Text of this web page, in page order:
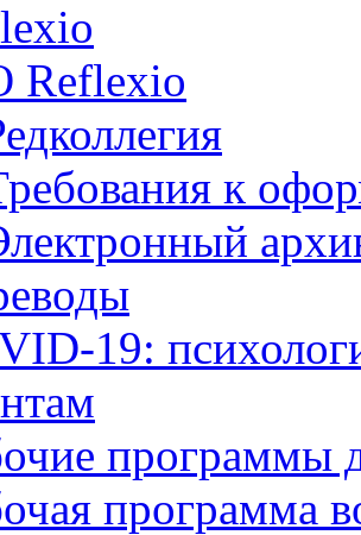
Reflexio
к
19:
программы
программа